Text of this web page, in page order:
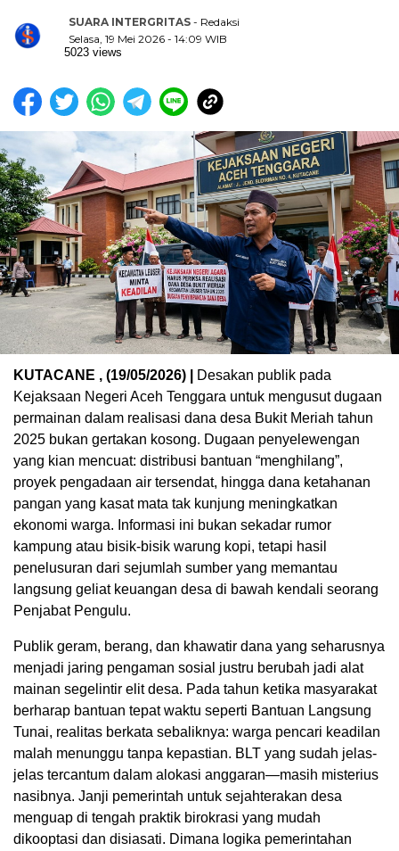
SUARA INTERGRITAS - Redaksi
Selasa, 19 Mei 2026 - 14:09 WIB
5023 views
KUTACANE , (19/05/2026) |
Desakan publik pada
Kejaksaan Negeri Aceh Tenggara untuk mengusut dugaan
permainan dalam realisasi dana desa Bukit Meriah tahun
2025 bukan gertakan kosong. Dugaan penyelewengan
yang kian mencuat: distribusi bantuan “menghilang”,
proyek pengadaan air tersendat, hingga dana ketahanan
pangan yang kasat mata tak kunjung meningkatkan
ekonomi warga. Informasi ini bukan sekadar rumor
kampung atau bisik-bisik warung kopi, tetapi hasil
penelusuran dari sejumlah sumber yang memantau
langsung geliat keuangan desa di bawah kendali seorang
Penjabat Pengulu.
Publik geram, berang, dan khawatir dana yang seharusnya
menjadi jaring pengaman sosial justru berubah jadi alat
mainan segelintir elit desa. Pada tahun ketika masyarakat
berharap bantuan tepat waktu seperti Bantuan Langsung
Tunai, realitas berkata sebaliknya: warga pencari keadilan
malah menunggu tanpa kepastian. BLT yang sudah jelas-
jelas tercantum dalam alokasi anggaran—masih misterius
nasibnya. Janji pemerintah untuk sejahterakan desa
menguap di tengah praktik birokrasi yang mudah
dikooptasi dan disiasati. Dimana logika pemerintahan